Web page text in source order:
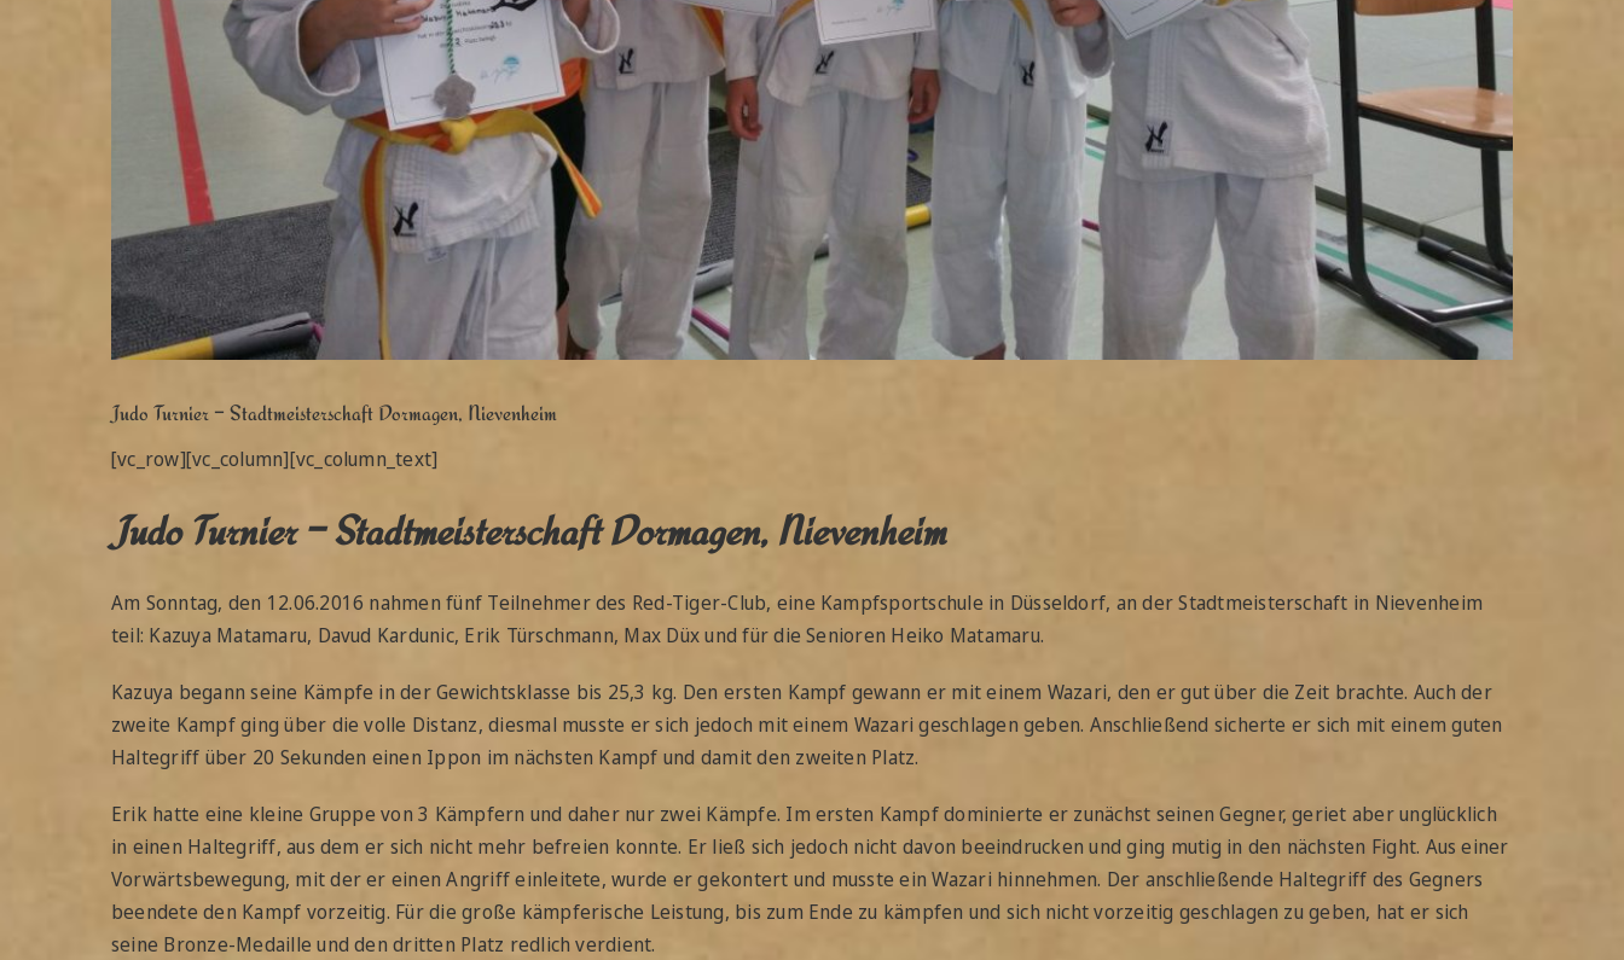
Judo Turnier – Stadtmeisterschaft Dormagen, Nievenheim
[vc_row][vc_column][vc_column_text]
Judo Turnier – Stadtmeisterschaft Dormagen, Nievenheim
Am Sonntag, den 12.06.2016 nahmen fünf Teilnehmer des Red-Tiger-Club, eine Kampfsportschule in Düsseldorf, an der Stadtmeisterschaft in Nievenheim
teil: Kazuya Matamaru, Davud Kardunic, Erik Türschmann, Max Düx und für die Senioren Heiko Matamaru.
Kazuya begann seine Kämpfe in der Gewichtsklasse bis 25,3 kg. Den ersten Kampf gewann er mit einem Wazari, den er gut über die Zeit brachte. Auch der
zweite Kampf ging über die volle Distanz, diesmal musste er sich jedoch mit einem Wazari geschlagen geben. Anschließend sicherte er sich mit einem guten
Haltegriff über 20 Sekunden einen Ippon im nächsten Kampf und damit den zweiten Platz.
Erik hatte eine kleine Gruppe von 3 Kämpfern und daher nur zwei Kämpfe. Im ersten Kampf dominierte er zunächst seinen Gegner, geriet aber unglücklich
in einen Haltegriff, aus dem er sich nicht mehr befreien konnte. Er ließ sich jedoch nicht davon beeindrucken und ging mutig in den nächsten Fight. Aus einer
Vorwärtsbewegung, mit der er einen Angriff einleitete, wurde er gekontert und musste ein Wazari hinnehmen. Der anschließende Haltegriff des Gegners
beendete den Kampf vorzeitig. Für die große kämpferische Leistung, bis zum Ende zu kämpfen und sich nicht vorzeitig geschlagen zu geben, hat er sich
seine Bronze-Medaille und den dritten Platz redlich verdient.